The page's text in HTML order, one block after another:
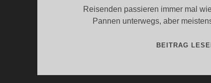
Reisenden passieren immer mal
Pannen unterwegs, aber
BEITRAG